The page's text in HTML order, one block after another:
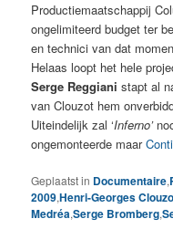
Productiemaatschappij
ongelimiteerd budget ter
en technici van dat
Helaas loopt het hele
Serge Reggiani stapt al
van Clouzot hem
Uiteindelijk zal ‘Inferno’
ongemonteerde maar
Geplaatst in Documentaire,
2009,Henri-Georges
Medréa,Serge Bromberg,